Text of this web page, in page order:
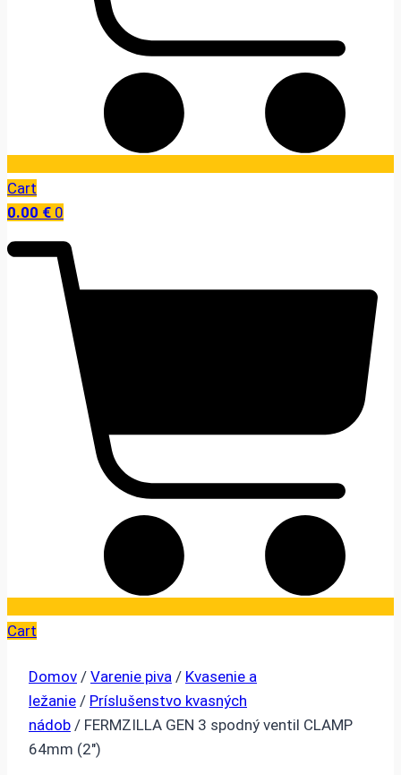
Cart
0.00 € 0
Cart
Domov / Varenie piva / Kvasenie a
ležanie / Príslušenstvo kvasných
nádob / FERMZILLA GEN 3 spodný ventil CLAMP
64mm (2″)